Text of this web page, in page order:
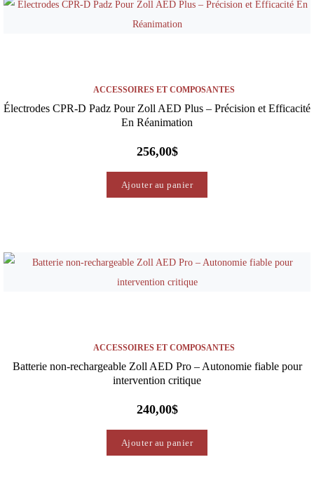
ACCESSOIRES ET COMPOSANTES
Électrodes CPR-D Padz Pour Zoll AED Plus – Précision et Efficacité
En Réanimation
256,00$
Ajouter au panier
ACCESSOIRES ET COMPOSANTES
Batterie non-rechargeable Zoll AED Pro – Autonomie fiable pour
intervention critique
240,00$
Ajouter au panier